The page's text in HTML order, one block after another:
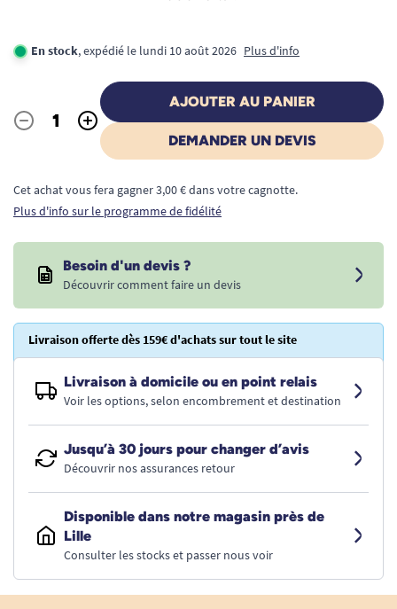
En stock, expédié le lundi 10 août 2026 Plus d'info
Quantité
- +
AJOUTER AU PANIER
DEMANDER UN DEVIS
Cet achat vous fera gagner 3,00 € dans votre cagnotte.
Plus d'info sur le programme de fidélité
Besoin d'un devis ?
Découvrir comment faire un devis
Livraison offerte dès 159€ d'achats sur tout le site
Livraison à domicile ou en point relais
Voir les options, selon encombrement et destination
Jusqu’à 30 jours pour changer d’avis
Découvrir nos assurances retour
Disponible dans notre magasin près de
Lille
Consulter les stocks et passer nous voir